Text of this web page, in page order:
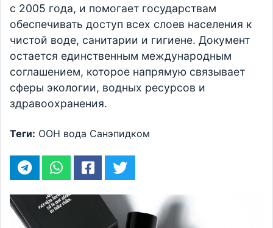
с 2005 года, и помогает государствам
обеспечивать доступ всех слоев населения к
чистой воде, санитарии и гигиене. Документ
остается единственным международным
соглашением, которое напрямую связывает
сферы экологии, водных ресурсов и
здравоохранения.
Теги: ООН вода Санэпидком